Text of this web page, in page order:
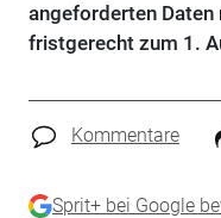
angeforderten Daten
fristgerecht zum 1.
Kommentare
Sprit+ bei Google